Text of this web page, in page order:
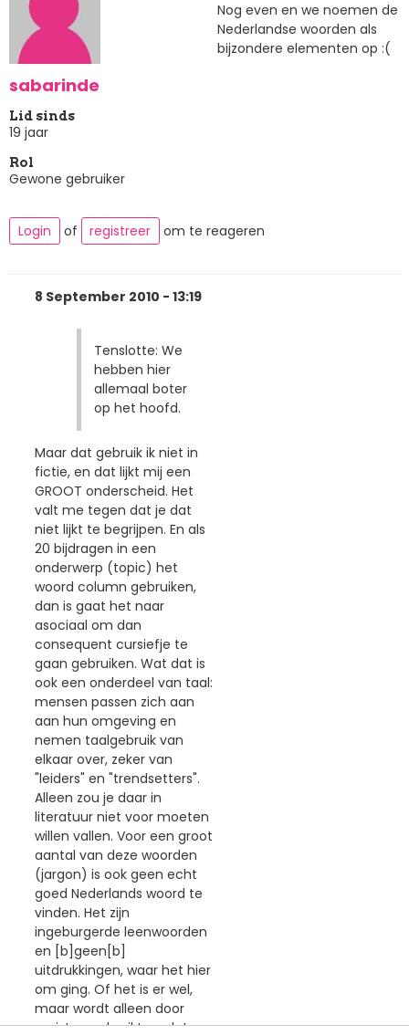
sabarinde
Lid sinds
19 jaar
Rol
Gewone gebruiker
Nog even en we noemen de
Nederlandse woorden als
bijzondere elementen op :(
Login of registreer om te reageren
8 September 2010 - 13:19
Tenslotte: We
hebben hier
allemaal boter
op het hoofd.
Maar dat gebruik ik niet in
fictie, en dat lijkt mij een
GROOT onderscheid. Het
valt me tegen dat je dat
niet lijkt te begrijpen. En als
20 bijdragen in een
onderwerp (topic) het
woord column gebruiken,
dan is gaat het naar
asociaal om dan
consequent cursiefje te
gaan gebruiken. Wat dat is
ook een onderdeel van taal:
mensen passen zich aan
aan hun omgeving en
nemen taalgebruik van
elkaar over, zeker van
"leiders" en "trendsetters".
Alleen zou je daar in
literatuur niet voor moeten
willen vallen. Voor een groot
aantal van deze woorden
(jargon) is ook geen echt
goed Nederlands woord te
vinden. Het zijn
ingeburgerde leenwoorden
en [b]geen[b]
uitdrukkingen, waar het hier
om ging. Of het is er wel,
maar wordt alleen door
puristen gebruikt en dat